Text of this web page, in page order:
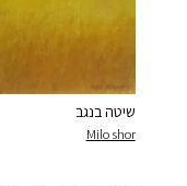
שיטה בנגב
Milo shor